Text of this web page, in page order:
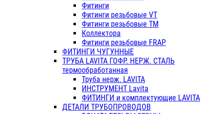
Фитинги
Фитинги резьбовые VT
Фитинги резьбовые ТМ
Коллектора
Фитинги резьбовые FRAP
ФИТИНГИ ЧУГУННЫЕ
ТРУБА LAVITA ГОФР. НЕРЖ. СТАЛЬ
термообработанная
Труба нерж. LAVITA
ИНСТРУМЕНТ Lavita
ФИТИНГИ и комплектующие LAVITA
ДЕТАЛИ ТРУБОПРОВОДОВ